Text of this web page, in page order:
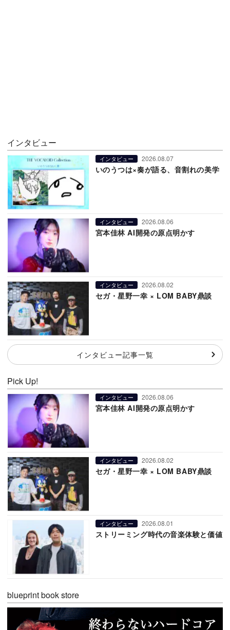
インタビュー
インタビュー 2026.08.07
いのうつは×奏が語る、音割れの美学
インタビュー 2026.08.06
宮本佳林 AI開発の原点明かす
インタビュー 2026.08.02
セガ・星野一幸 × LOM BABY鼎談
インタビュー記事一覧
Pick Up!
インタビュー 2026.08.06
宮本佳林 AI開発の原点明かす
インタビュー 2026.08.02
セガ・星野一幸 × LOM BABY鼎談
インタビュー 2026.08.01
ストリーミング時代の音楽体験と価値
blueprint book store